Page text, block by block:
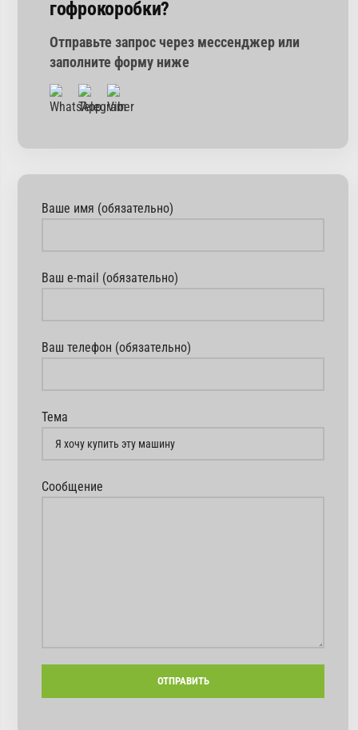
гофрокоробки?
Отправьте запрос через мессенджер или
заполните форму ниже
Ваше имя (обязательно)
Ваш e-mail (обязательно)
Ваш телефон (обязательно)
Тема
Сообщение